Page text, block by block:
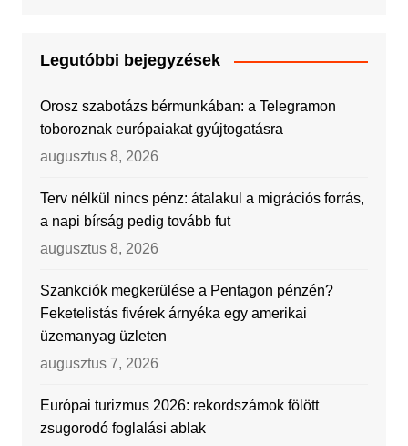
Legutóbbi bejegyzések
Orosz szabotázs bérmunkában: a Telegramon
toboroznak európaiakat gyújtogatásra
augusztus 8, 2026
Terv nélkül nincs pénz: átalakul a migrációs forrás,
a napi bírság pedig tovább fut
augusztus 8, 2026
Szankciók megkerülése a Pentagon pénzén?
Feketelistás fivérek árnyéka egy amerikai
üzemanyag üzleten
augusztus 7, 2026
Európai turizmus 2026: rekordszámok fölött
zsugorodó foglalási ablak